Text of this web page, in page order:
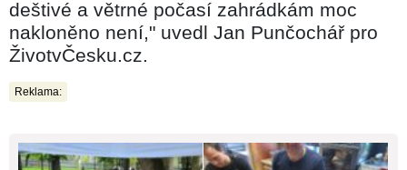
deštivé a větrné počasí zahrádkám moc
nakloněno není," uvedl Jan Punčochář pro
ŽivotvČesku.cz.
Reklama: